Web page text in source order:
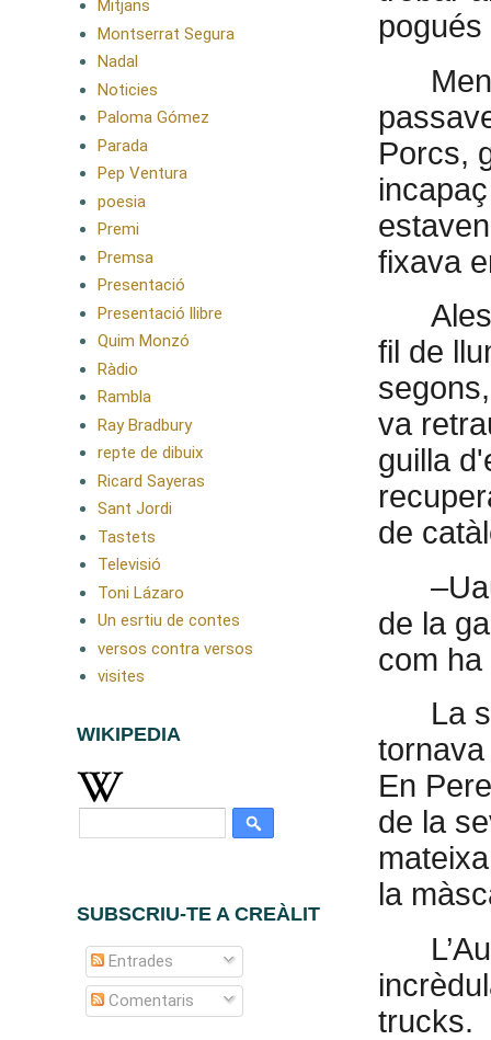
Porcs,
fixava
fil de
va
guilla
de
de la
com
La
En
de la
la
trucks.
Mitjans
Montserrat Segura
Nadal
Noticies
Paloma Gómez
Parada
Pep Ventura
poesia
Premi
Premsa
Presentació
Presentació llibre
Quim Monzó
Ràdio
Rambla
Ray Bradbury
repte de dibuix
Ricard Sayeras
Sant Jordi
Tastets
Televisió
Toni Lázaro
Un esrtiu de contes
versos contra versos
visites
WIKIPEDIA
SUBSCRIU-TE A CREÀLIT
Entrades
Comentaris